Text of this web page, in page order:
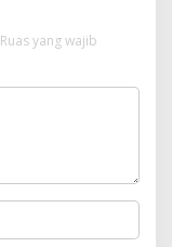
Ruas yang wajib